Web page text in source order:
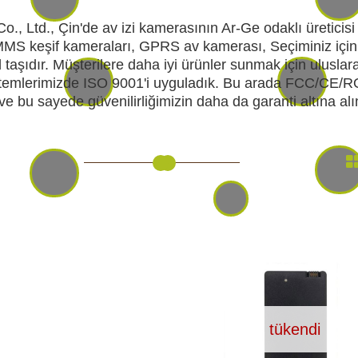
KENDINI SAVUNMA KAMP
VE
AKÜLER VE PILLER
GÜNEŞ
Ltd., Çin'de av izi kamerasının Ar-Ge odaklı üreticisi
keşif kameraları, GPRS av kamerası, Seçiminiz
Müşterilere daha iyi ürünler sunmak için
ISO 9001'i uyguladık. Bu arada FCC/CE/
bu sayede güvenilirliğimizin daha da garanti altına
tükendi